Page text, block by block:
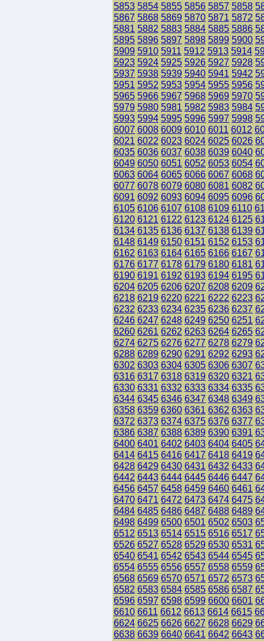
5853 5854 5855 5856 5857 5858
5867 5868 5869 5870 5871 5872
5881 5882 5883 5884 5885 5886
5895 5896 5897 5898 5899 5900
5909 5910 5911 5912 5913 5914
5923 5924 5925 5926 5927 5928
5937 5938 5939 5940 5941 5942
5951 5952 5953 5954 5955 5956
5965 5966 5967 5968 5969 5970
5979 5980 5981 5982 5983 5984
5993 5994 5995 5996 5997 5998
6007 6008 6009 6010 6011 6012
6021 6022 6023 6024 6025 6026
6035 6036 6037 6038 6039 6040
6049 6050 6051 6052 6053 6054
6063 6064 6065 6066 6067 6068
6077 6078 6079 6080 6081 6082
6091 6092 6093 6094 6095 6096
6105 6106 6107 6108 6109 6110
6120 6121 6122 6123 6124 6125
6134 6135 6136 6137 6138 6139
6148 6149 6150 6151 6152 6153
6162 6163 6164 6165 6166 6167
6176 6177 6178 6179 6180 6181
6190 6191 6192 6193 6194 6195
6204 6205 6206 6207 6208 6209
6218 6219 6220 6221 6222 6223
6232 6233 6234 6235 6236 6237
6246 6247 6248 6249 6250 6251
6260 6261 6262 6263 6264 6265
6274 6275 6276 6277 6278 6279
6288 6289 6290 6291 6292 6293
6302 6303 6304 6305 6306 6307
6316 6317 6318 6319 6320 6321
6330 6331 6332 6333 6334 6335
6344 6345 6346 6347 6348 6349
6358 6359 6360 6361 6362 6363
6372 6373 6374 6375 6376 6377
6386 6387 6388 6389 6390 6391
6400 6401 6402 6403 6404 6405
6414 6415 6416 6417 6418 6419
6428 6429 6430 6431 6432 6433
6442 6443 6444 6445 6446 6447
6456 6457 6458 6459 6460 6461
6470 6471 6472 6473 6474 6475
6484 6485 6486 6487 6488 6489
6498 6499 6500 6501 6502 6503
6512 6513 6514 6515 6516 6517
6526 6527 6528 6529 6530 6531
6540 6541 6542 6543 6544 6545
6554 6555 6556 6557 6558 6559
6568 6569 6570 6571 6572 6573
6582 6583 6584 6585 6586 6587
6596 6597 6598 6599 6600 6601
6610 6611 6612 6613 6614 6615
6624 6625 6626 6627 6628 6629
6638 6639 6640 6641 6642 6643